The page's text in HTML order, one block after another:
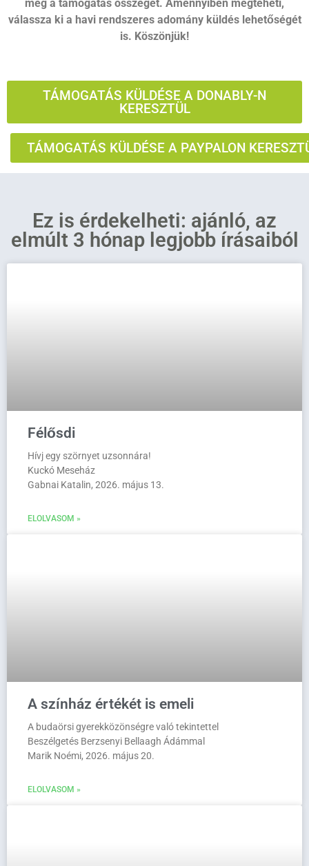
meg a támogatás összegét. Amennyiben megteheti,
válassza ki a havi rendszeres adomány küldés lehetőségét
is. Köszönjük!
TÁMOGATÁS KÜLDÉSE A DONABLY-N
KERESZTÜL
TÁMOGATÁS KÜLDÉSE A PAYPALON
Ez is érdekelheti: ajánló, az
elmúlt 3 hónap legjobb írásaiból
Félősdi
Hívj egy szörnyet uzsonnára!
Kuckó Meseház
Gabnai Katalin, 2026. május 13.
ELOLVASOM »
A színház értékét is emeli
A budaörsi gyerekközönségre való tekintettel
Beszélgetés Berzsenyi Bellaagh Ádámmal
Marik Noémi, 2026. május 20.
ELOLVASOM »